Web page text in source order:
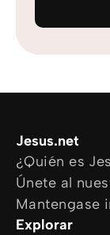
Jesus.net
¿Quién es
Únete al
Mantengase
Explorar